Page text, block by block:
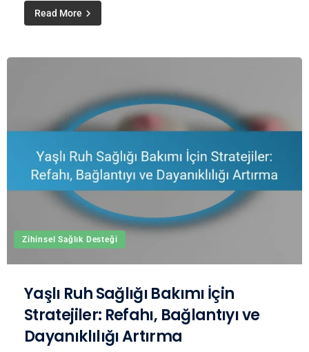
Read More
Zihinsel Sağlık Desteği
Yaşlı Ruh Sağlığı Bakımı İçin
Stratejiler: Refahı, Bağlantıyı ve
Dayanıklılığı Artırma